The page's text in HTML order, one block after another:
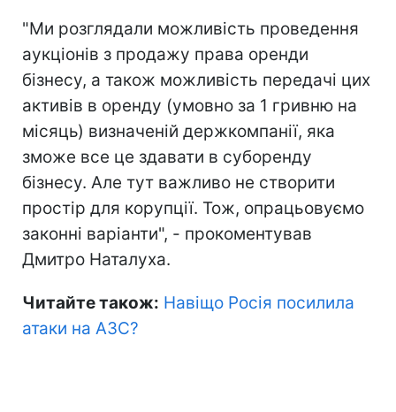
"Ми розглядали можливість проведення
аукціонів з продажу права оренди
бізнесу, а також можливість передачі цих
активів в оренду (умовно за 1 гривню на
місяць) визначеній держкомпанії, яка
зможе все це здавати в суборенду
бізнесу. Але тут важливо не створити
простір для корупції. Тож, опрацьовуємо
законні варіанти", - прокоментував
Дмитро Наталуха.
Читайте також: Навіщо Росія посилила
атаки на АЗС?